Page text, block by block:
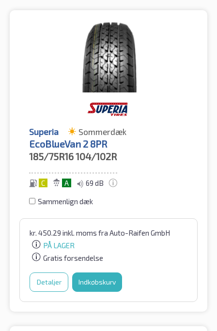
Superia Sommerdæk
EcoBlueVan 2 8PR
185/75R16104/102R
C A 69 dB
Sammenlign dæk
kr. 450.29 inkl. moms fra Auto-Raifen GmbH
PÅ LAGER
Gratis forsendelse
Detaljer Indkøbskurv